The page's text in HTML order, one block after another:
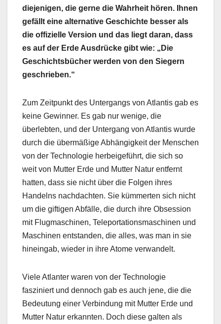
diejenigen, die gerne die Wahrheit hören. Ihnen
gefällt eine alternative Geschichte besser als
die offizielle Version und das liegt daran, dass
es auf der Erde Ausdrücke gibt wie: „Die
Geschichtsbücher werden von den Siegern
geschrieben.“
Zum Zeitpunkt des Untergangs von Atlantis gab es
keine Gewinner. Es gab nur wenige, die
überlebten, und der Untergang von Atlantis wurde
durch die übermäßige Abhängigkeit der Menschen
von der Technologie herbeigeführt, die sich so
weit von Mutter Erde und Mutter Natur entfernt
hatten, dass sie nicht über die Folgen ihres
Handelns nachdachten. Sie kümmerten sich nicht
um die giftigen Abfälle, die durch ihre Obsession
mit Flugmaschinen, Teleportationsmaschinen und
Maschinen entstanden, die alles, was man in sie
hineingab, wieder in ihre Atome verwandelt.
Viele Atlanter waren von der Technologie
fasziniert und dennoch gab es auch jene, die die
Bedeutung einer Verbindung mit Mutter Erde und
Mutter Natur erkannten. Doch diese galten als